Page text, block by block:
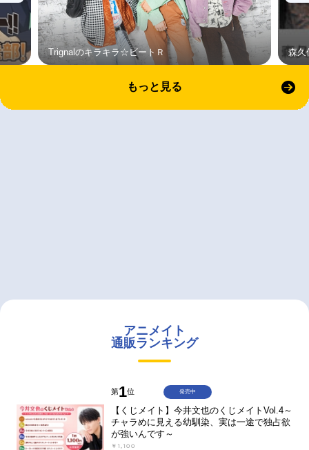
Trignalのキラキラ☆ビートＲ 森久
もっと見る
アニメイト
通販ランキング
第1位
【くじメイト】今井文也のくじメイトVol.4～
チャラめに見える幼馴染、実は一途で独占欲
が強いんです～
￥1,100
発売中